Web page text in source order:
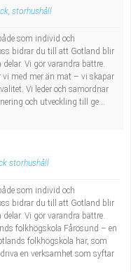
storhushåll
som individ och
bidrar du till att Gotland blir
Vi gör varandra bättre.
med mer än mat – vi skapar
Vi leder och samordnar
och utveckling till ge...
storhushåll
som individ och
bidrar du till att Gotland blir
Vi gör varandra bättre.
folkhögskola Fårösund – en
folkhögskola har, som
en verksamhet som syftar